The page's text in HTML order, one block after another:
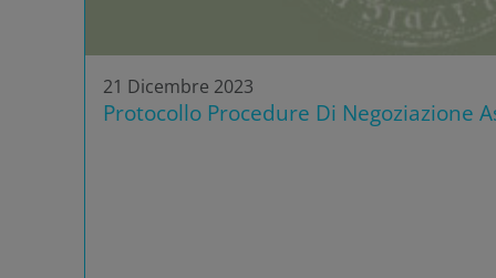
21 Dicembre 2023
Protocollo Procedure Di Negoziazione